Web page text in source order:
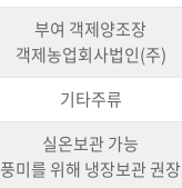
부여 객제양조장
객제농업회사법인(주)
기타주류
실온보관 가능
풍미를 위해 냉장보관 권장